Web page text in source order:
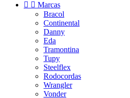
  Marcas
Bracol
Continental
Danny
Eda
Tramontina
Tupy
Steelflex
Rodocordas
Wrangler
Vonder